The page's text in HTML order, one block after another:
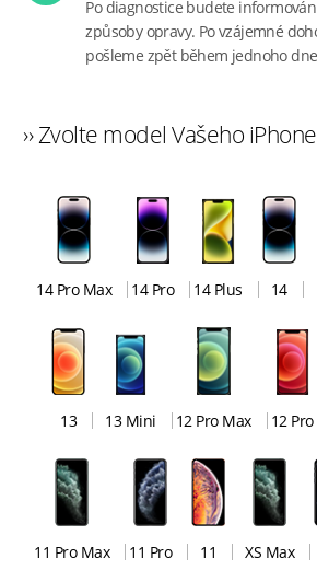
Po diagnostice budete
způsoby opravy. Po vzájemné
pošleme zpět během jednoho
›› Zvolte model Vašeho
14 Pro Max 14 Pro 14 Plus 14
13 13 Mini 12 Pro Max 12 Pro
11 Pro Max 11 Pro 11 XS Max